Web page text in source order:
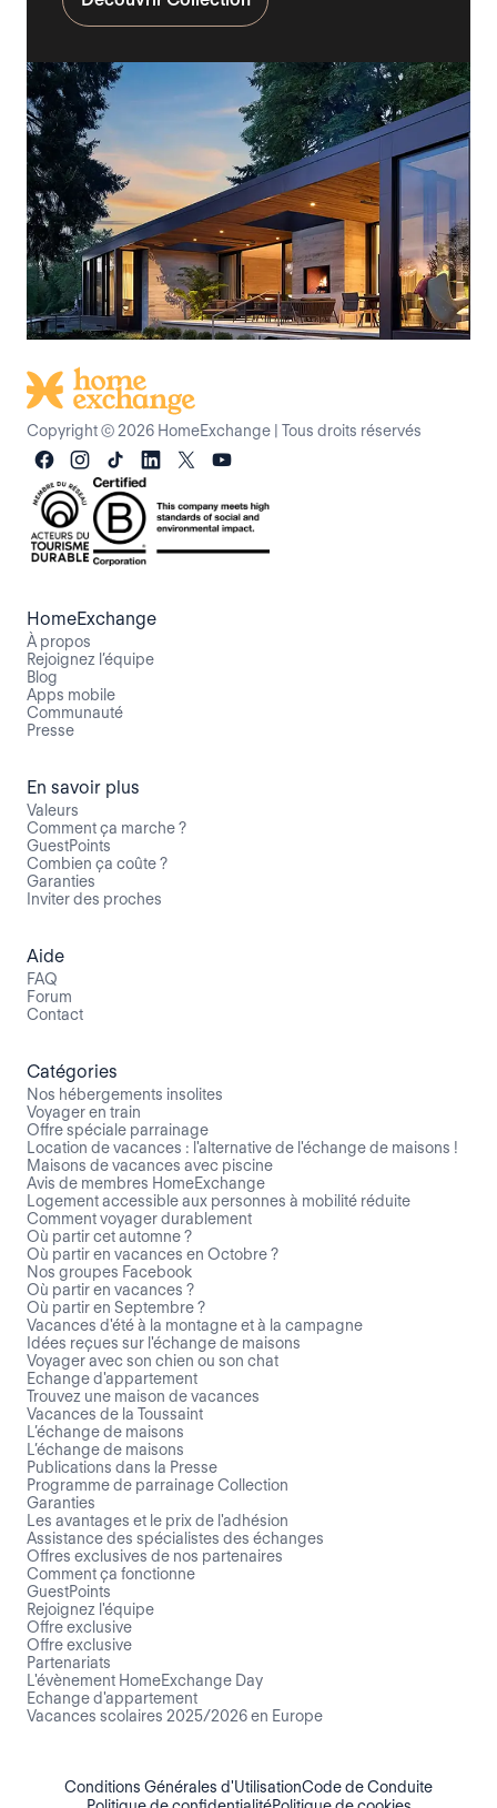
Copyright © 2026 HomeExchange Tous droits réservés
HomeExchange
À propos
Rejoignez l’équipe
Blog
Apps mobile
Communauté
Presse
En savoir plus
Valeurs
Comment ça marche ?
GuestPoints
Combien ça coûte ?
Garanties
Inviter des proches
Aide
FAQ
Forum
Contact
Catégories
Nos hébergements insolites
Voyager en train
Offre spéciale parrainage
Location de vacances : l'alternative de l'échange de maisons !
Maisons de vacances avec piscine
Avis de membres HomeExchange
Logement accessible aux personnes à mobilité réduite
Comment voyager durablement
Où partir cet automne ?
Où partir en vacances en Octobre ?
Nos groupes Facebook
Où partir en vacances ?
Où partir en Septembre ?
Vacances d'été à la montagne et à la campagne
Idées reçues sur l'échange de maisons
Voyager avec son chien ou son chat
Echange d'appartement
Trouvez une maison de vacances
Vacances de la Toussaint
L’échange de maisons
L’échange de maisons
Publications dans la Presse
Programme de parrainage Collection
Garanties
Les avantages et le prix de l'adhésion
Assistance des spécialistes des échanges
Offres exclusives de nos partenaires
Comment ça fonctionne
GuestPoints
Rejoignez l'équipe
Offre exclusive
Offre exclusive
Partenariats
L'évènement HomeExchange Day
Echange d'appartement
Vacances scolaires 2025/2026 en Europe
Conditions Générales d'UtilisationCode de Conduite